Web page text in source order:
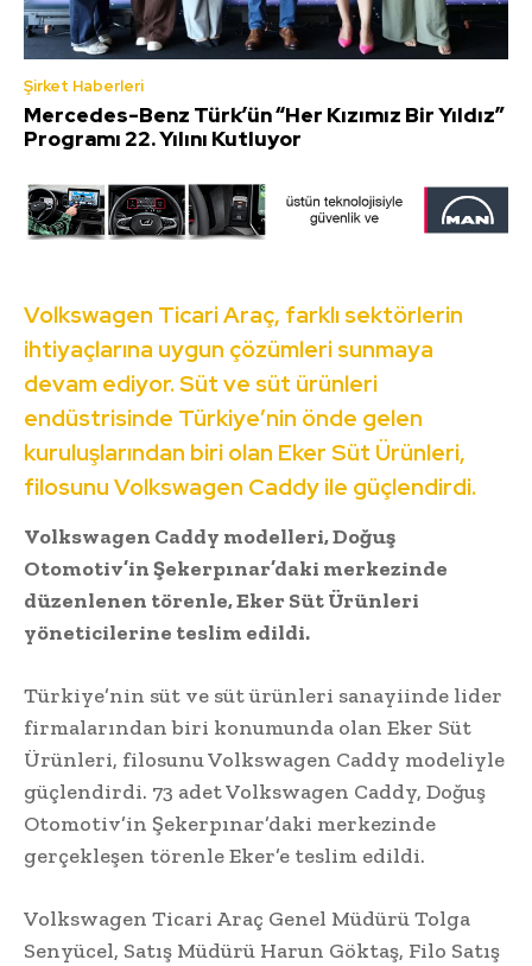
Şirket Haberleri
Mercedes-Benz Türk’ün “Her Kızımız Bir Yıldız”
Programı 22. Yılını Kutluyor
Volkswagen Ticari Araç, farklı sektörlerin
ihtiyaçlarına uygun çözümleri sunmaya
devam ediyor. Süt ve süt ürünleri
endüstrisinde Türkiye’nin önde gelen
kuruluşlarından biri olan Eker Süt Ürünleri,
filosunu Volkswagen Caddy ile güçlendirdi.
Volkswagen Caddy modelleri, Doğuş
Otomotiv’in Şekerpınar’daki merkezinde
düzenlenen törenle, Eker Süt Ürünleri
yöneticilerine teslim edildi.
Türkiye’nin süt ve süt ürünleri sanayiinde lider
firmalarından biri konumunda olan Eker Süt
Ürünleri, filosunu Volkswagen Caddy modeliyle
güçlendirdi. 73 adet Volkswagen Caddy, Doğuş
Otomotiv’in Şekerpınar’daki merkezinde
gerçekleşen törenle Eker’e teslim edildi.
Volkswagen Ticari Araç Genel Müdürü Tolga
Senyücel, Satış Müdürü Harun Göktaş, Filo Satış